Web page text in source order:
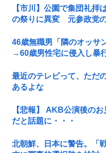
【市川】公園で集団礼拝
の祭りに異変 元参政党
46歳無職男「隣のオッサ
→60歳男性宅に侵入し暴
最近のテレビって、ただ
あるよな
【悲報】 AKB公演後の
だと話題に・・・
北朝鮮、日本に警告。「